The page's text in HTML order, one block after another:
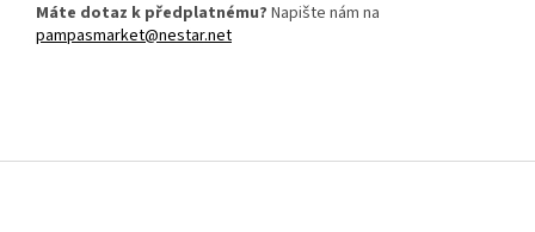
Máte dotaz k předplatnému? Napište nám na
pampasmarket@nestar.net